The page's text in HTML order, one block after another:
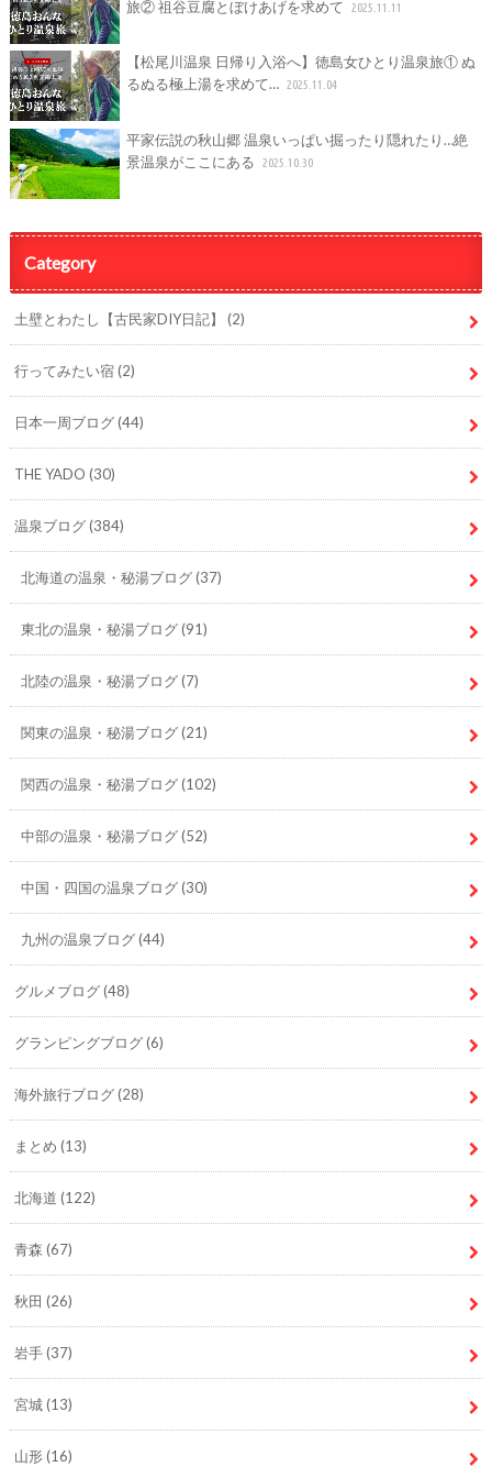
旅② 祖谷豆腐とぼけあげを求めて 2025.11.11
【松尾川温泉 日帰り入浴へ】徳島女ひとり温泉旅① ぬ
るぬる極上湯を求めて… 2025.11.04
平家伝説の秋山郷 温泉いっぱい掘ったり隠れたり…絶
景温泉がここにある
2025.10.30
Category
土壁とわたし【古民家DIY日記】 (2)
行ってみたい宿(2)
日本一周ブログ(44)
THE YADO (30)
温泉ブログ(384)
北海道の温泉・秘湯ブログ(37)
東北の温泉・秘湯ブログ(91)
北陸の温泉・秘湯ブログ(7)
関東の温泉・秘湯ブログ(21)
関西の温泉・秘湯ブログ(102)
中部の温泉・秘湯ブログ(52)
中国・四国の温泉ブログ(30)
九州の温泉ブログ(44)
グルメブログ(48)
グランピングブログ(6)
海外旅行ブログ(28)
まとめ (13)
北海道 (122)
青森 (67)
秋田 (26)
岩手(37)
宮城(13)
山形(16)